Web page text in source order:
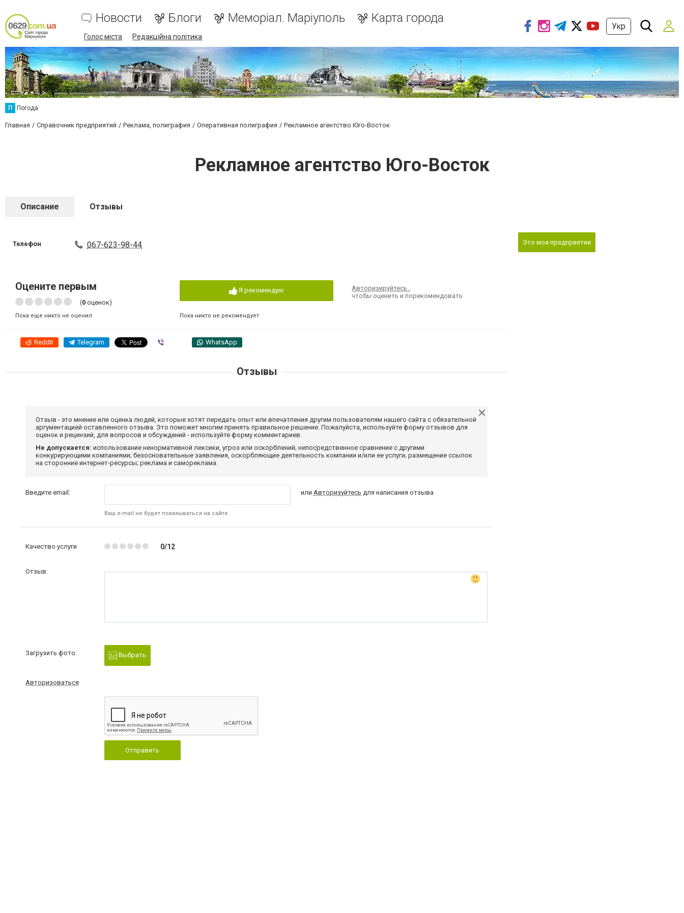
Новости Блоги Меморіал. Маріуполь Карта города
Голос міста Редакційна політика
Укр
П Погода
Главная Справочник предприятий Реклама, полиграфия Оперативная полиграфия Рекламное агентство Юго-Восток
Рекламное агентство Юго-Восток
Описание Отзывы
Телефон 067-623-98-44
Оцените первым
(0 оценок)
Пока еще никто не оценил
Я рекомендую
Пока никто не рекомендует
Авторизируйтесь,
чтобы оценить и порекомендовать
Reddit Telegram WhatsApp
Это мое предприятие
Отзывы
Отзыв - это мнение или оценка людей, которые хотят передать опыт или впечатления другим пользователям нашего сайта с обязательной
аргументацией оставленного отзыва. Это поможет многим принять правильное решение. Пожалуйста, используйте форму отзывов для
оценок и рецензий, для вопросов и обсуждений - используйте форму комментариев.
Не допускается: использование ненормативной лексики, угроз или оскорблений; непосредственное сравнение с другими
конкурирующими компаниями; безосновательные заявления, оскорбляющие деятельность компании и/или ее услуги; размещение ссылок
на сторонние интернет-ресурсы; реклама и самореклама.
Введите email:
Ваш e-mail не будет показываться на сайте
илиАвторизуйтесь для написания отзыва
Качество услуги 0/12
Отзыв:
Загрузить фото: Выбрать
Авторизоваться
Отправить